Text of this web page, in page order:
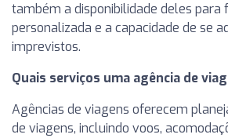
também a disponibilidade deles para
personalizada e a capacidade de se
imprevistos.
Quais serviços uma agência de
Agências de viagens oferecem
de viagens, incluindo voos,